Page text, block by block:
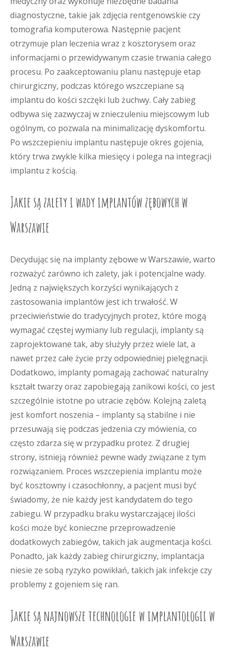
diagnostyczne, takie jak zdjęcia rentgenowskie czy
tomografia komputerowa. Następnie pacjent
otrzymuje plan leczenia wraz z kosztorysem oraz
informacjami o przewidywanym czasie trwania całego
procesu. Po zaakceptowaniu planu następuje etap
chirurgiczny, podczas którego wszczepiane są
implantu do kości szczęki lub żuchwy. Cały zabieg
odbywa się zazwyczaj w znieczuleniu miejscowym lub
ogólnym, co pozwala na minimalizację dyskomfortu.
Po wszczepieniu implantu następuje okres gojenia,
który trwa zwykle kilka miesięcy i polega na integracji
implantu z kością.
Jakie są zalety i wady implantów zębowych w
Warszawie
Decydując się na implanty zębowe w Warszawie, warto
rozważyć zarówno ich zalety, jak i potencjalne wady.
Jedną z największych korzyści wynikających z
zastosowania implantów jest ich trwałość. W
przeciwieństwie do tradycyjnych protez, które mogą
wymagać częstej wymiany lub regulacji, implanty są
zaprojektowane tak, aby służyły przez wiele lat, a
nawet przez całe życie przy odpowiedniej pielęgnacji.
Dodatkowo, implanty pomagają zachować naturalny
kształt twarzy oraz zapobiegają zanikowi kości, co jest
szczególnie istotne po utracie zębów. Kolejną zaletą
jest komfort noszenia – implanty są stabilne i nie
przesuwają się podczas jedzenia czy mówienia, co
często zdarza się w przypadku protez. Z drugiej
strony, istnieją również pewne wady związane z tym
rozwiązaniem. Proces wszczepienia implantu może
być kosztowny i czasochłonny, a pacjent musi być
świadomy, że nie każdy jest kandydatem do tego
zabiegu. W przypadku braku wystarczającej ilości
kości może być konieczne przeprowadzenie
dodatkowych zabiegów, takich jak augmentacja kości.
Ponadto, jak każdy zabieg chirurgiczny, implantacja
niesie ze sobą ryzyko powikłań, takich jak infekcje czy
problemy z gojeniem się ran.
Jakie są najnowsze technologie w implantologii w
Warszawie